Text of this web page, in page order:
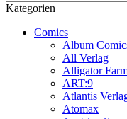
Kategorien
Comics
Album
All Verlag
Alligator
ART:9
Atlantis
Atomax